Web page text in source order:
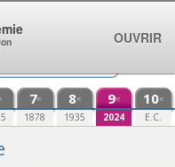
7e
1878
8e
1935
9e
2024
10e
E.C.
OUVRIR